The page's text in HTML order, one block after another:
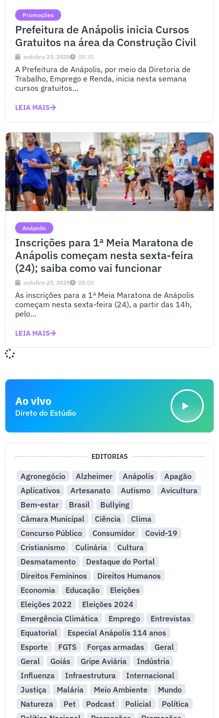
Promoções
Prefeitura de Anápolis inicia Cursos
Gratuitos na área da Construção Civil
outubro 23, 2025 08:30
A Prefeitura de Anápolis, por meio da Diretoria de
Trabalho, Emprego e Renda, inicia nesta semana
cursos gratuitos...
LEIA MAIS
Anápolis
Inscrições para 1ª Meia Maratona de
Anápolis começam nesta sexta-feira
(24); saiba como vai funcionar
outubro 23, 2025 08:00
As inscrições para a 1ª Meia Maratona de Anápolis
começam nesta sexta-feira (24), a partir das 14h,
pelo...
LEIA MAIS
Ao vivo
Direto do Estúdio
EDITORIAS
Agronegócio Alzheimer Anápolis
Apagão
Aplicativos
Artesanato Autismo
Avicultura
Bem-estar
Brasil
Bullying
Câmara Municipal
Ciência
Clima
Concurso Público
Consumidor
Covid-19
Cristianismo
Culinária
Cultura
Desmatamento
Destaque do Portal
Direitos Femininos
Direitos Humanos
Economia
Educação
Eleições
Eleições 2022
Eleições 2024
Emergência Climática
Emprego
Entrevistas
Equatorial
Especial Anápolis 114 anos
Esporte
FGTS Forças armadas
Geral
Geral
Goiás Gripe Aviária
Indústria
Influenza
Infraestrutura
Internacional
Justiça
Malária Meio Ambiente
Mundo
Natureza
Pet Podcast Policial
Política